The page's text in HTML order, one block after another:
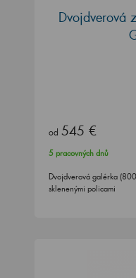
Dvojdverová
od 545 €
5 pracovných dnů
Dvojdverová galérka
sklenenými policami